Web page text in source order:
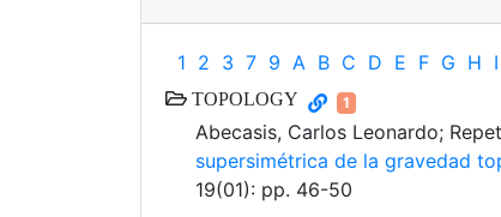
1 2 3 7 9 A B C D E F G H I
TOPOLOGY 1
Abecasis, Carlos Leonardo;
supersimétrica de la gravedad
19(01): pp. 46-50